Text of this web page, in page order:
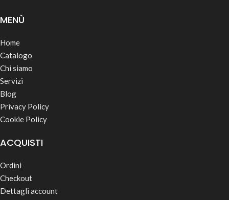
MENÙ
Home
Catalogo
Chi siamo
Servizi
Blog
Privacy Policy
Cookie Policy
ACQUISTI
Ordini
Checkout
Dettagli account